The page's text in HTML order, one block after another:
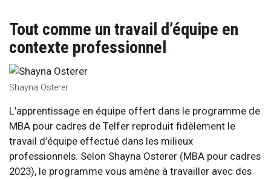
Tout comme un travail d’équipe en
contexte professionnel
Shayna Osterer
L’apprentissage en équipe offert dans le programme de
MBA pour cadres de Telfer reproduit fidèlement le
travail d’équipe effectué dans les milieux
professionnels. Selon Shayna Osterer (MBA pour cadres
2023), le programme vous amène à travailler avec des